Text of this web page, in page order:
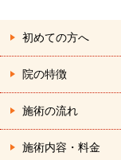
初めての方へ
院の特徴
施術の流れ
施術内容・料金